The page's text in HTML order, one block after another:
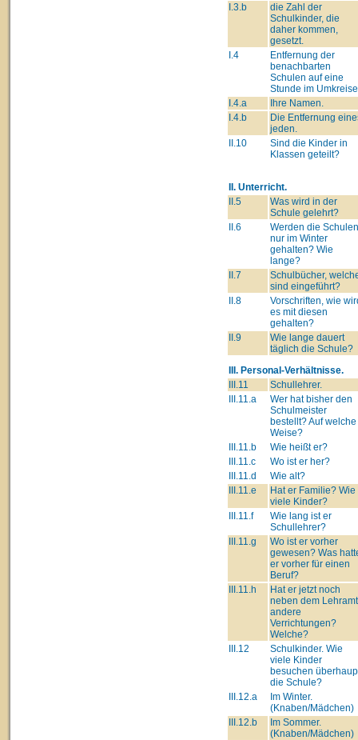
I.3.b
die Zahl der
Schulkinder, die
daher kommen,
gesetzt.
I.4
Entfernung der
benachbarten
Schulen auf eine
Stunde im
I.4.a
Ihre Namen.
I.4.b
Die Entfernung
jeden.
II.10
Sind die Kinder in
Klassen geteilt?
II. Unterricht.
II.5
Was wird in der
Schule gelehrt?
II.6
Werden die Schulen
nur im Winter
gehalten? Wie
lange?
II.7
Schulbücher,
sind eingeführt?
II.8
Vorschriften, wie
es mit diesen
gehalten?
II.9
Wie lange dauert
täglich die Schule?
III. Personal-Verhältnisse.
III.11
Schullehrer.
III.11.a
Wer hat bisher den
Schulmeister
bestellt? Auf welche
Weise?
III.11.b
Wie heißt er?
III.11.c
Wo ist er her?
III.11.d
Wie alt?
III.11.e
Hat er Familie? Wie
viele Kinder?
III.11.f
Wie lang ist er
Schullehrer?
III.11.g
Wo ist er vorher
gewesen? Was
er vorher für einen
Beruf?
III.11.h
Hat er jetzt noch
neben dem
andere
Verrichtungen?
Welche?
III.12
Schulkinder. Wie
viele Kinder
besuchen
die Schule?
III.12.a
Im Winter.
(Knaben/Mädchen)
III.12.b
Im Sommer.
(Knaben/Mädchen)